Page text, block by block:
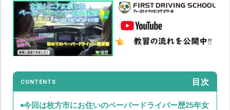
CONTENTS 目次
今回は枚方市にお住いのペーパードライバー歴25年女